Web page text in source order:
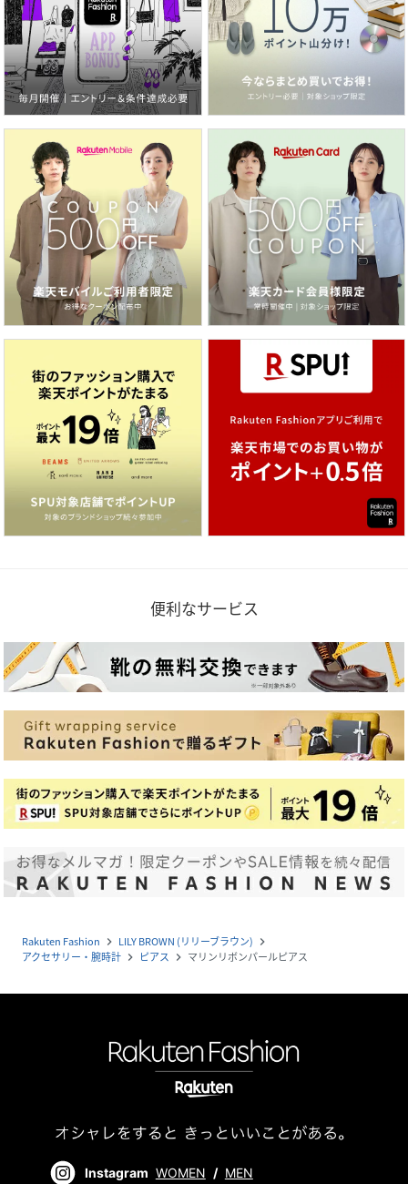
便利なサービス
Rakuten Fashion navigate_next LILY BROWN (リリーブラウン) navigate_next
アクセサリー・腕時計 navigate_next ピアス navigate_next マリンリボンパールピアス
Instagram WOMEN / MEN